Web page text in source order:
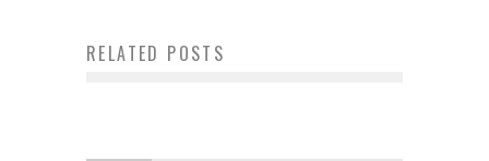
RELATED POSTS
témoignage de CAT POWER